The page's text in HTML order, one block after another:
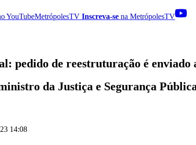
YouTubeMetrópolesTV Inscreva-se na MetrópolesTV
pedido de reestruturação é enviado
da Justiça e Segurança
14:08